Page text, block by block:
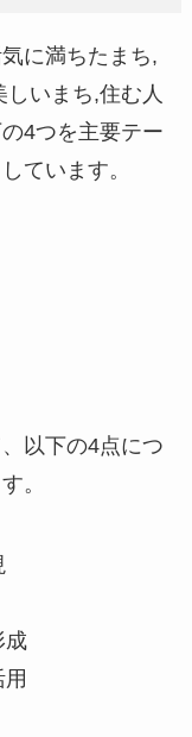
に満ちたまち,
いまち,住む人
4つを主要テー
ています。
以下の4点につ
。
成